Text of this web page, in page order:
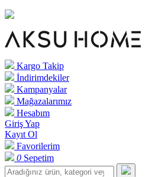
Kargo Takip
İndirimdekiler
Kampanyalar
Mağazalarımız
Hesabım
Giriş Yap
Kayıt Ol
Favorilerim
0 Sepetim